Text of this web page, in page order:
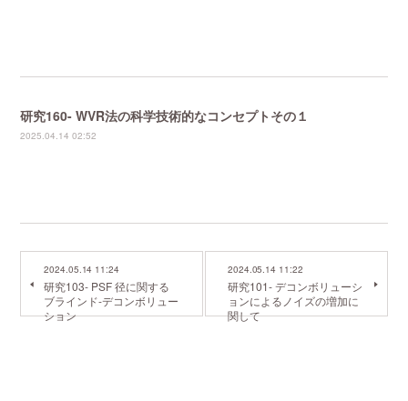
研究160- WVR法の科学技術的なコンセプトその１
2025.04.14 02:52
2024.05.14 11:24
研究103- PSF 径に関する
ブラインド-デコンボリュー
ション
2024.05.14 11:22
研究101- デコンボリューシ
ョンによるノイズの増加に
関して